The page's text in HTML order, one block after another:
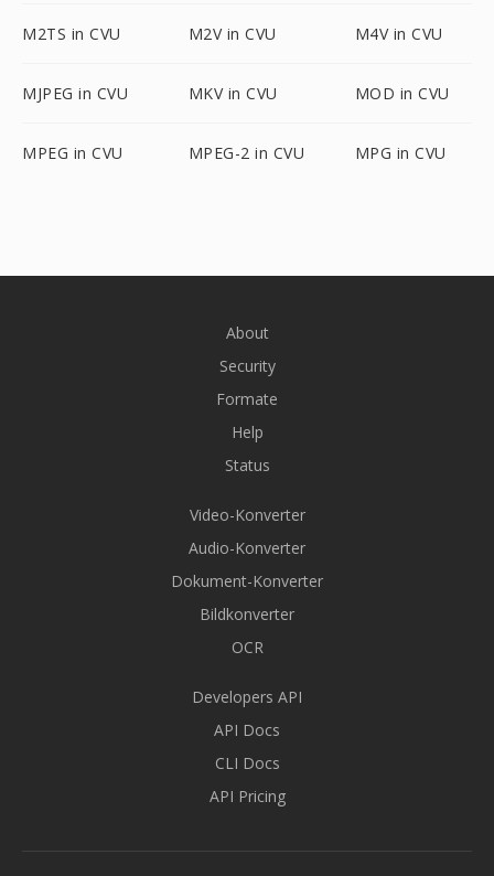
M2TS in CVU M2V in CVU M4V in CVU
MJPEG in CVU MKV in CVU MOD in CVU
MPEG in CVU MPEG-2 in CVU MPG in CVU
About
Security
Formate
Help
Status
Video-Konverter
Audio-Konverter
Dokument-Konverter
Bildkonverter
OCR
Developers API
API Docs
CLI Docs
API Pricing